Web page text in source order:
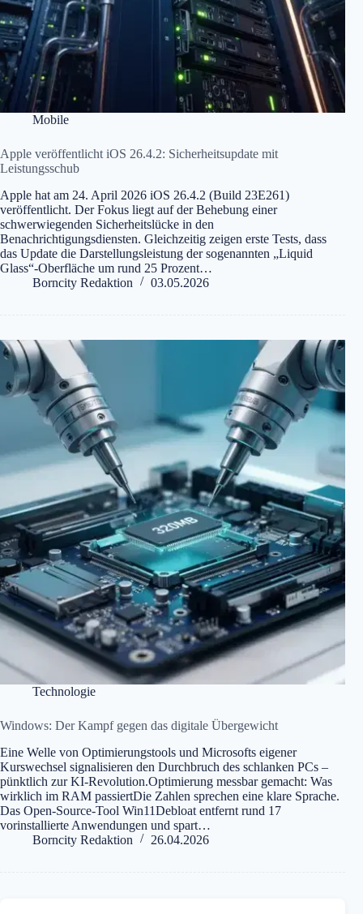
Mobile
Apple veröffentlicht iOS 26.4.2: Sicherheitsupdate mit
Leistungsschub
Apple hat am 24. April 2026 iOS 26.4.2 (Build 23E261)
veröffentlicht. Der Fokus liegt auf der Behebung einer
schwerwiegenden Sicherheitslücke in den
Benachrichtigungsdiensten. Gleichzeitig zeigen erste Tests, dass
das Update die Darstellungsleistung der sogenannten „Liquid
Glass“-Oberfläche um rund 25 Prozent…
Borncity Redaktion
03.05.2026
Technologie
Windows: Der Kampf gegen das digitale Übergewicht
Eine Welle von Optimierungstools und Microsofts eigener
Kurswechsel signalisieren den Durchbruch des schlanken PCs –
pünktlich zur KI-Revolution.Optimierung messbar gemacht: Was
wirklich im RAM passiertDie Zahlen sprechen eine klare Sprache.
Das Open-Source-Tool Win11Debloat entfernt rund 17
vorinstallierte Anwendungen und spart…
Borncity Redaktion
26.04.2026